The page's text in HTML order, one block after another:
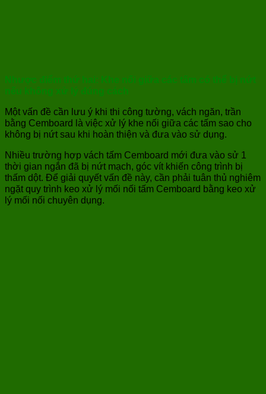
Nhược điểm thứ hai: Khe nối giữa các tấm có thể bị nứt
nếu không xử lý đúng cách
Một vấn đề cần lưu ý khi thi công tường, vách ngăn, trần
bằng Cemboard là việc xử lý khe nối giữa các tấm sao cho
không bị nứt sau khi hoàn thiện và đưa vào sử dụng.
Nhiều trường hợp vách tấm Cemboard mới đưa vào sử 1
thời gian ngắn đã bị nứt mạch, góc vít khiến công trình bị
thấm dột. Để giải quyết vấn đề này, cần phải tuân thủ nghiêm
ngặt quy trình keo xử lý mối nối tấm Cemboard bằng keo xử
lý mối nối chuyên dụng.